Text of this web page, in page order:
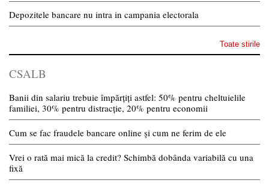
Depozitele bancare nu intra in campania electorala
Toate stirile
CSALB
Banii din salariu trebuie împărțiți astfel: 50% pentru cheltuielile
familiei, 30% pentru distracție, 20% pentru economii
Cum se fac fraudele bancare online și cum ne ferim de ele
Vrei o rată mai mică la credit? Schimbă dobânda variabilă cu una
fixă